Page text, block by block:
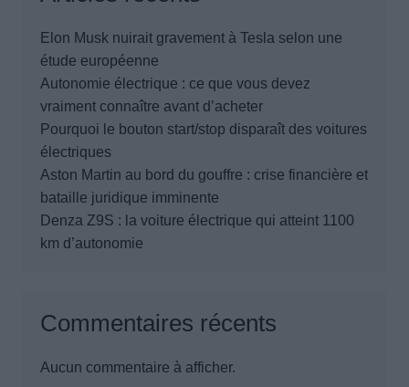
Elon Musk nuirait gravement à Tesla selon une
étude européenne
Autonomie électrique : ce que vous devez
vraiment connaître avant d’acheter
Pourquoi le bouton start/stop disparaît des voitures
électriques
Aston Martin au bord du gouffre : crise financière et
bataille juridique imminente
Denza Z9S : la voiture électrique qui atteint 1100
km d’autonomie
Commentaires récents
Aucun commentaire à afficher.